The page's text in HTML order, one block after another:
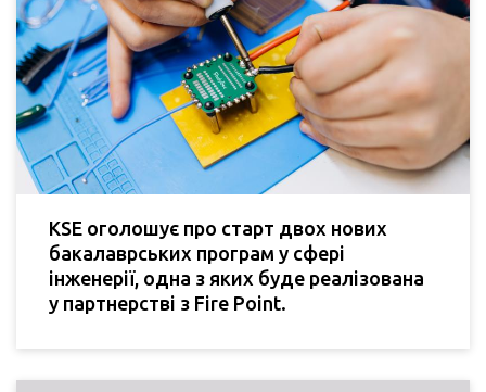
KSE оголошує про старт двох нових
бакалаврських програм у сфері
інженерії, одна з яких буде реалізована
у партнерстві з Fire Point.